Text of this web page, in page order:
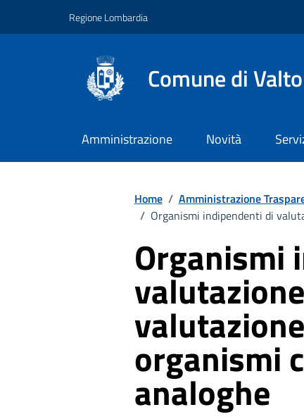
Regione Lombardia
Comune di
Amministrazione Novità
Home / Amministrazione
/ Organismi indipendenti di
Organismi
organismi
analoghe